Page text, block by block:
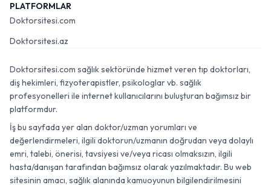
PLATFORMLAR
Doktorsitesi.com
Doktorsitesi.az
Doktorsitesi.com sağlık sektöründe hizmet veren tıp doktorları,
diş hekimleri, fizyoterapistler, psikologlar vb. sağlık
profesyonelleri ile internet kullanıcılarını buluşturan bağımsız bir
platformdur.
İş bu sayfada yer alan doktor/uzman yorumları ve
değerlendirmeleri, ilgili doktorun/uzmanın doğrudan veya dolaylı
emri, talebi, önerisi, tavsiyesi ve/veya ricası olmaksızın, ilgili
hasta/danışan tarafından bağımsız olarak yazılmaktadır. Bu web
sitesinin amacı, sağlık alanında kamuoyunun bilgilendirilmesini